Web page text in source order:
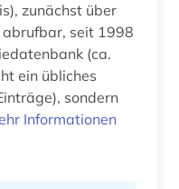
zunächst über
seit 1998
(ca.
ein übliches
sondern
Informationen